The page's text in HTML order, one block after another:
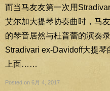
而当马友友第一次用
艾尔加大提琴协奏曲时，马
的琴音居然与杜普蕾的演奏
Stradivari ex-Davidoff大提
上面……
Posted on 6月 4, 2017